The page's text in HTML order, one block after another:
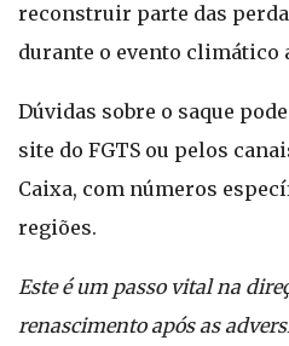
reconstruir parte das
durante o evento climático
Dúvidas sobre o saque
site do FGTS ou pelos
Caixa, com números
regiões.
Este é um passo vital na
renascimento após as